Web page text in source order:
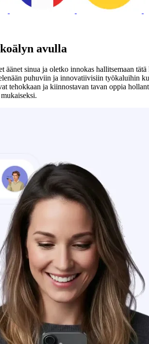
avulla
sinua ja oletko innokas hallitsemaan
puhuviin ja innovatiivisiin työkaluihin
tehokkaan ja kiinnostavan tavan oppia